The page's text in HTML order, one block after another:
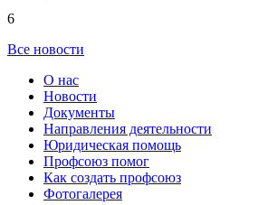
6
Все новости
О нас
Новости
Документы
Направления деятельности
Юридическая помощь
Профсоюз помог
Как создать профсоюз
Фотогалерея